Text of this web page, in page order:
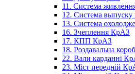
11. Система
12. Система выпуску
13. Система
16. Зчеплення КрАЗ
17. КПП КрАЗ
18. Роздавальна
22. Вали карданні
23. Міст передній